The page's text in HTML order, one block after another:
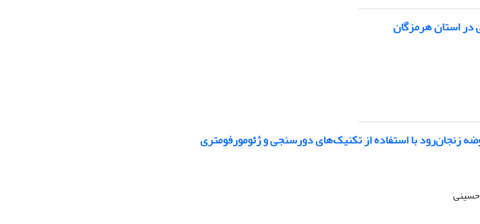
استان هرمزگان
زنجان‌رود با استفاده از تکنیک‌های دورسنجی و ژئومورفومتری
حسینی